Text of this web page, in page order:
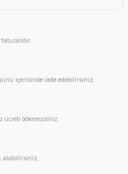
içerisinde iade edebilirsiniz.
ücreti ödemezsiniz.
alabilirsiniz.